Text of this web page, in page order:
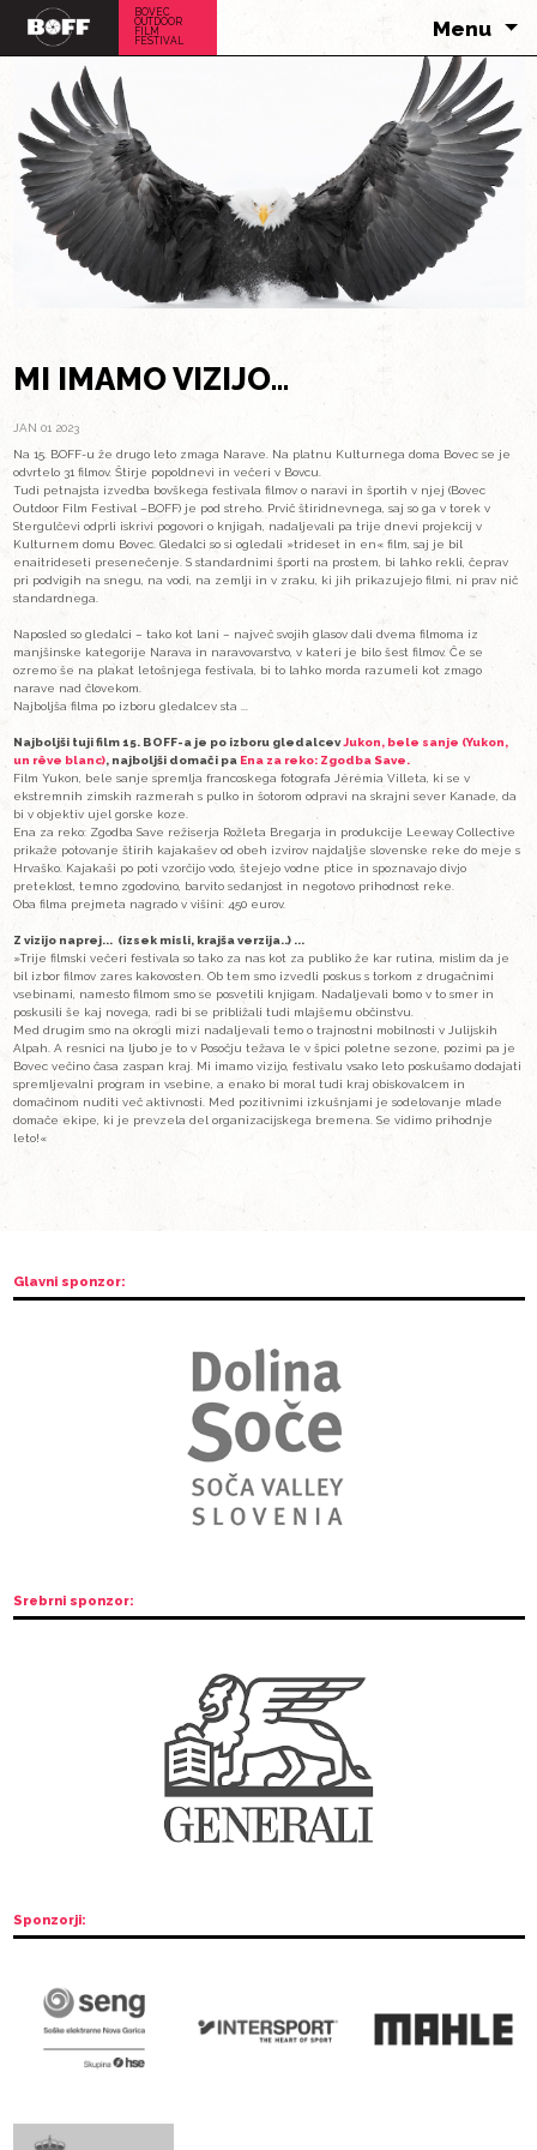
MI IMAMO VIZIJO...
Na 15. BOFF-u že drugo leto zmaga Narave. Na platnu
odvrtelo 31 filmov. Štirje popoldnevi in večeri v Bovcu.
Tudi petnajsta izvedba bovškega festivala filmov o naravi in
Stergulčevi odprli iskrivi pogovori o knjigah, nadaljevali pa
Kulturnem domu Bovec. Gledalci so si ogledali »trideset in
enaitrideseti presenečenje. S standardnimi športi na
pri podvigih na snegu, na vodi, na zemlji in v zraku, ki jih
standardnega.
Naposled so gledalci – tako kot lani – največ svojih glasov
manjšinske kategorije Narava in naravovarstvo, v kateri je
ozremo še na plakat letošnjega festivala, bi to lahko morda
narave nad človekom.
Najboljša filma po izboru gledalcev sta ...
Najboljši tuji film 15. BOFF-a je po izboru gledalcev
un rêve blanc) , najboljši domači pa Ena za reko: Zgodba
Film Yukon, bele sanje spremlja francoskega fotografa
ekstremnih zimskih razmerah s pulko in šotorom odpravi na
bi v objektiv ujel gorske koze.
prikaže potovanje štirih kajakašev od obeh izvirov najdaljše
Oba filma prejmeta nagrado v višini: 450 eurov.
»Trije filmski večeri festivala so tako za nas kot za publiko
bil izbor filmov zares kakovosten. Ob tem smo izvedli poskus
vsebinami, namesto filmom smo se posvetili knjigam.
poskusili še kaj novega, radi bi se približali tudi mlajšemu
Med drugim smo na okrogli mizi nadaljevali temo o
Alpah. A resnici na ljubo je to v Posočju težava le v špici
Bovec večino časa zaspan kraj. Mi imamo vizijo, festivalu
domače ekipe, ki je prevzela del organizacijskega bremena.
leto!«
Glavni sponzor:
FESTIVAL
ENGLISH
SLO
DOMOV
FILMI
SPORED
KONTAKT
MEDIJI
VSTOPNICE
ARHIV